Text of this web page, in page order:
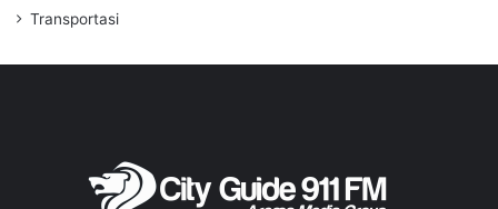
Transportasi